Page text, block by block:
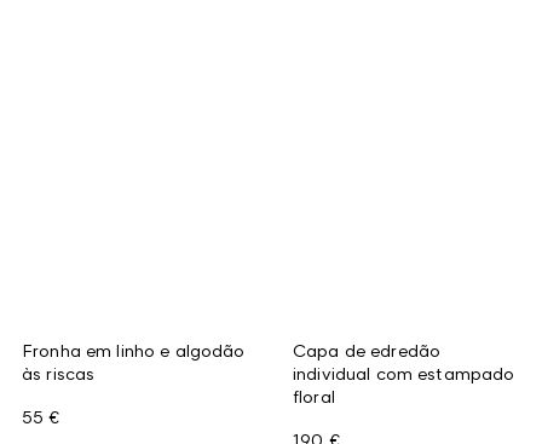
Fronha em linho e algodão
às riscas
55 €
Capa de edredão
individual com estampado
floral
190 €